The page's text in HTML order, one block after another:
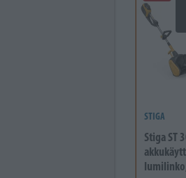
STIGA
Stiga ST